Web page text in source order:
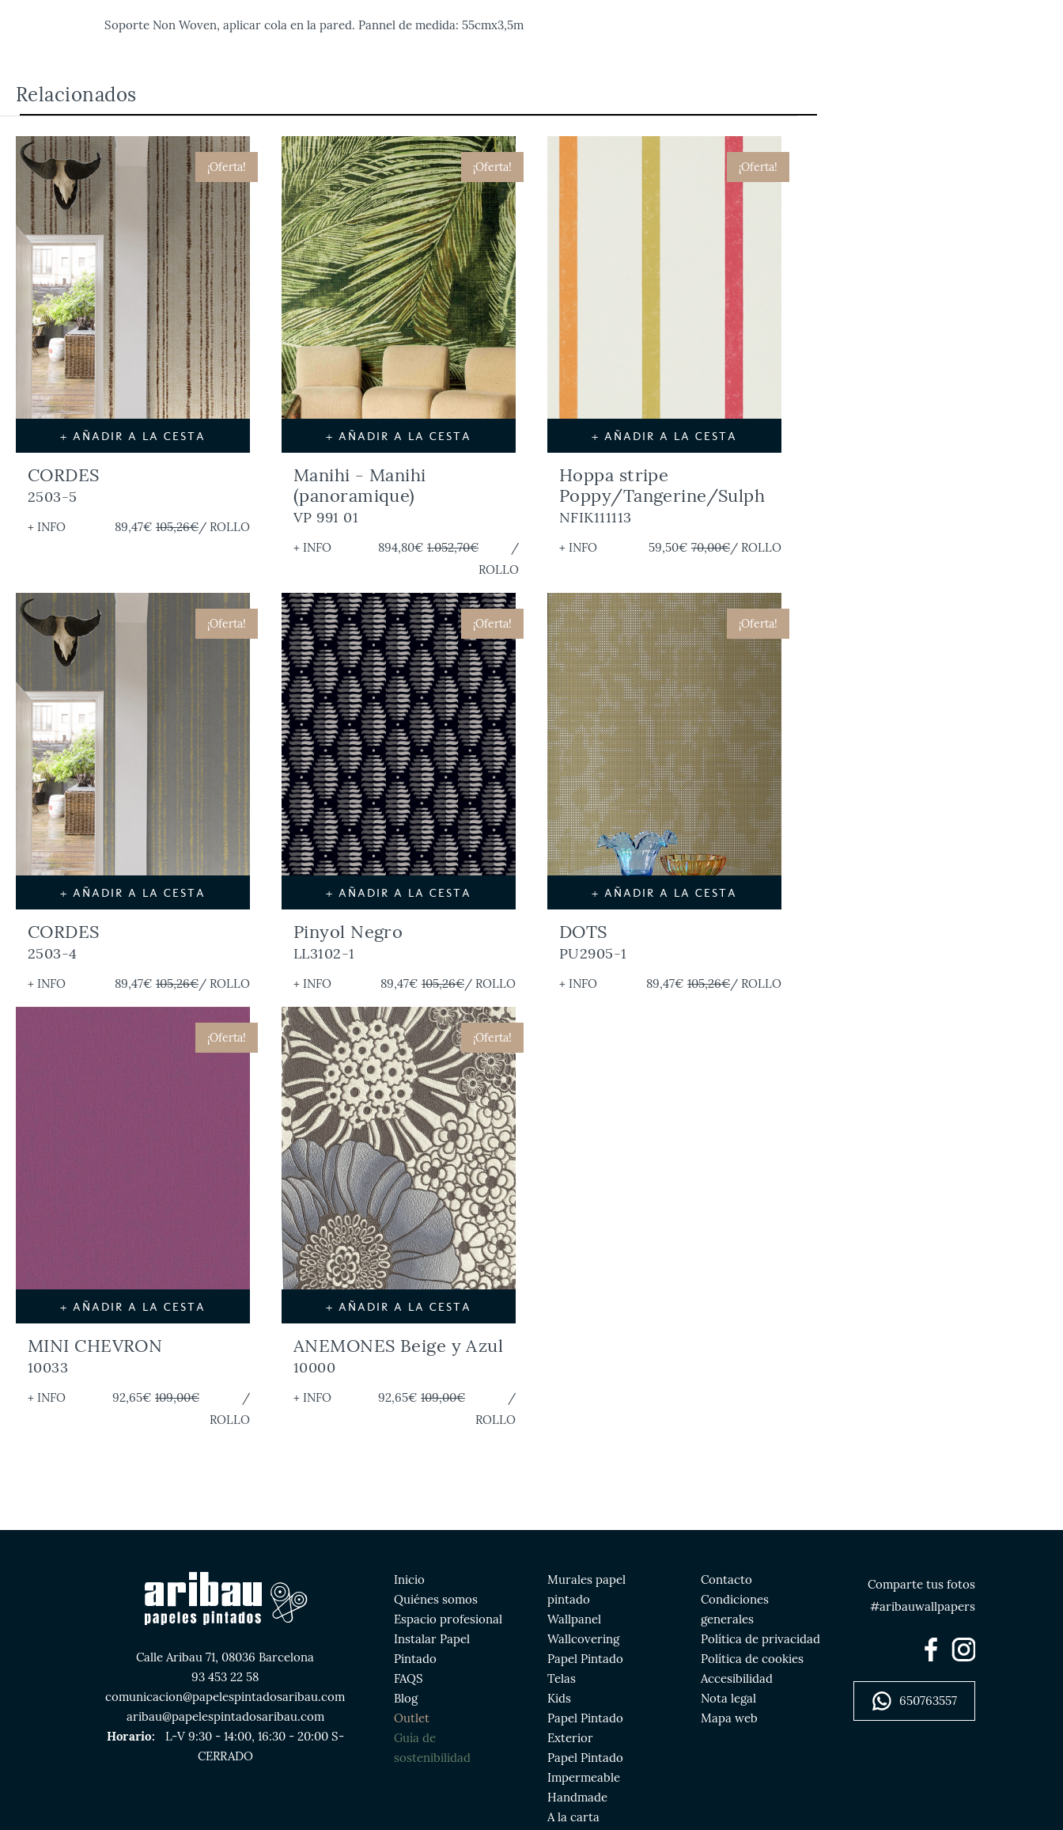
Soporte Non Woven, aplicar cola en la pared. Pannel de medida: 55cmx3,5m
Relacionados
¡Oferta!
+ AÑADIR A LA CESTA
CORDES
2503-5
+ INFO 89,47€ 105,26€/ ROLLO
¡Oferta!
+ AÑADIR A LA CESTA
Manihi - Manihi
(panoramique)
VP 991 01
+ INFO 894,80€ 1.052,70€
/
ROLLO
¡Oferta!
+ AÑADIR A LA CESTA
Hoppa stripe
Poppy/Tangerine/Sulph
NFIK111113
+ INFO 59,50€ 70,00€/ ROLLO
¡Oferta!
+ AÑADIR A LA CESTA
CORDES
2503-4
+ INFO 89,47€ 105,26€/ ROLLO
¡Oferta!
+ AÑADIR A LA CESTA
Pinyol Negro
LL3102-1
+ INFO 89,47€ 105,26€/ ROLLO
¡Oferta!
+ AÑADIR A LA CESTA
DOTS
PU2905-1
+ INFO 89,47€ 105,26€/ ROLLO
¡Oferta!
+ AÑADIR A LA CESTA
MINI CHEVRON
10033
+ INFO 92,65€ 109,00€
/
ROLLO
¡Oferta!
+ AÑADIR A LA CESTA
ANEMONES Beige y Azul
10000
+ INFO 92,65€ 109,00€
/
ROLLO
Calle Aribau 71, 08036 Barcelona
93 453 22 58
comunicacion@papelespintadosaribau.com
aribau@papelespintadosaribau.com
Horario:
L-V 9:30 - 14:00, 16:30 - 20:00 S-
CERRADO
Inicio
Quiénes somos
Espacio profesional
Instalar Papel
Pintado
FAQS
Blog
Outlet
Guía de
sostenibilidad
Murales papel
pintado
Wallpanel
Wallcovering
Papel Pintado
Telas
Kids
Papel Pintado
Exterior
Papel Pintado
Impermeable
Handmade
A la carta
Contacto
Condiciones
generales
Política de privacidad
Política de cookies
Accesibilidad
Nota legal
Mapa web
Comparte tus fotos
#aribauwallpapers
650763557